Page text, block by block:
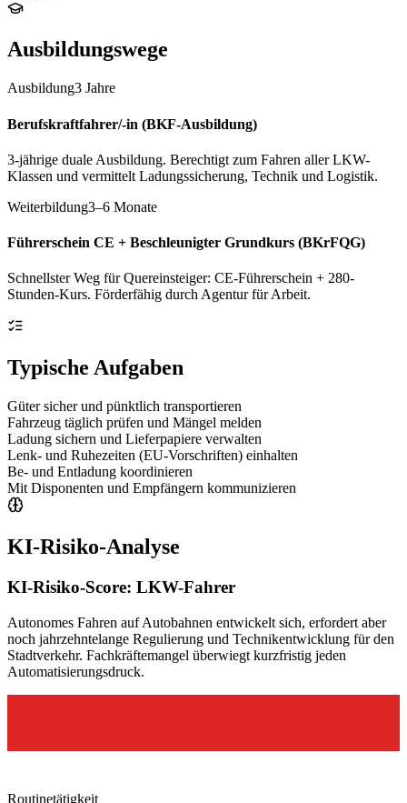
Ausbildungswege
Ausbildung3 Jahre
Berufskraftfahrer/-in (BKF-Ausbildung)
3-jährige duale Ausbildung. Berechtigt zum Fahren aller LKW-
Klassen und vermittelt Ladungssicherung, Technik und Logistik.
Weiterbildung3–6 Monate
Führerschein CE + Beschleunigter Grundkurs (BKrFQG)
Schnellster Weg für Quereinsteiger: CE-Führerschein + 280-
Stunden-Kurs. Förderfähig durch Agentur für Arbeit.
Typische Aufgaben
Güter sicher und pünktlich transportieren
Fahrzeug täglich prüfen und Mängel melden
Ladung sichern und Lieferpapiere verwalten
Lenk- und Ruhezeiten (EU-Vorschriften) einhalten
Be- und Entladung koordinieren
Mit Disponenten und Empfängern kommunizieren
KI-Risiko-Analyse
KI-Risiko-Score: LKW-Fahrer
Autonomes Fahren auf Autobahnen entwickelt sich, erfordert aber
noch jahrzehntelange Regulierung und Technikentwicklung für den
Stadtverkehr. Fachkräftemangel überwiegt kurzfristig jeden
Automatisierungsdruck.
Routinetätigkeit